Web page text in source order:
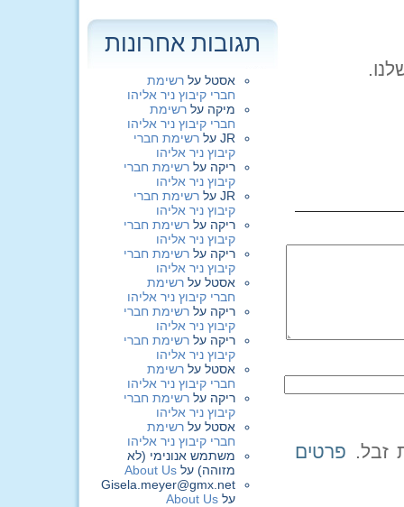
פרטים
תגובות אחרונות
אסטל על רשימת
חברי קיבוץ ניר אליהו
מיקה על רשימת
חברי קיבוץ ניר אליהו
JR על רשימת חברי
קיבוץ ניר אליהו
ריקה על רשימת חברי
קיבוץ ניר אליהו
JR על רשימת חברי
קיבוץ ניר אליהו
ריקה על רשימת חברי
קיבוץ ניר אליהו
ריקה על רשימת חברי
קיבוץ ניר אליהו
אסטל על רשימת
חברי קיבוץ ניר אליהו
ריקה על רשימת חברי
קיבוץ ניר אליהו
ריקה על רשימת חברי
קיבוץ ניר אליהו
אסטל על רשימת
חברי קיבוץ ניר אליהו
ריקה על רשימת חברי
קיבוץ ניר אליהו
אסטל על רשימת
חברי קיבוץ ניר אליהו
משתמש אנונימי (לא
מזוהה) על About Us
Gisela.meyer@gmx.net
על About Us